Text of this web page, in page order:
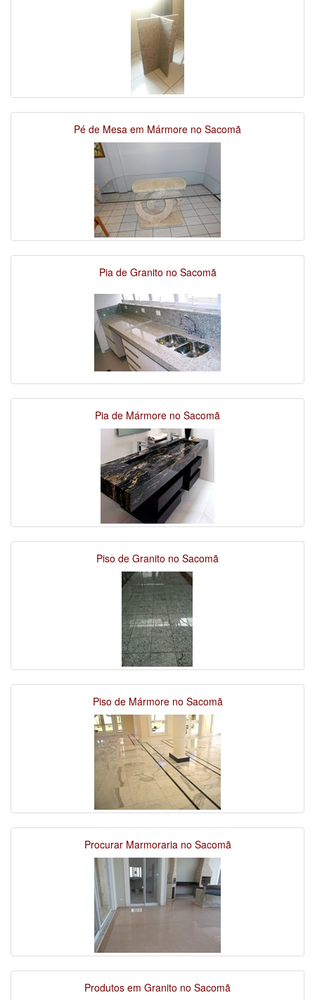
Pé de Mesa em Mármore no Sacomã
Pia de Granito no Sacomã
Pia de Mármore no Sacomã
Piso de Granito no Sacomã
Piso de Mármore no Sacomã
Procurar Marmoraria no Sacomã
Produtos em Granito no Sacomã